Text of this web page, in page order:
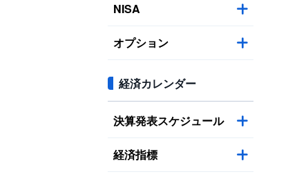
NISA
オプション
経済カレンダー
決算発表スケジュール
経済指標